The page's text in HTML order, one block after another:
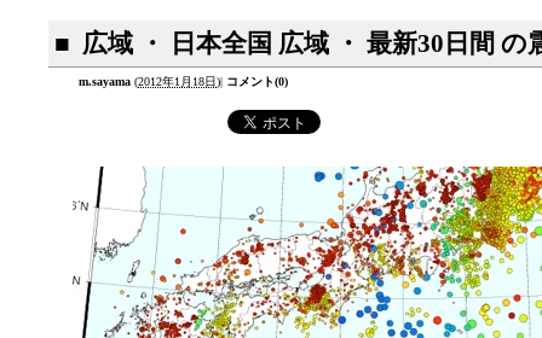
■ 広域 ・ 日本全国 広域 ・ 最新30日間 の
m.sayama (2012年1月18日)| コメント(0)